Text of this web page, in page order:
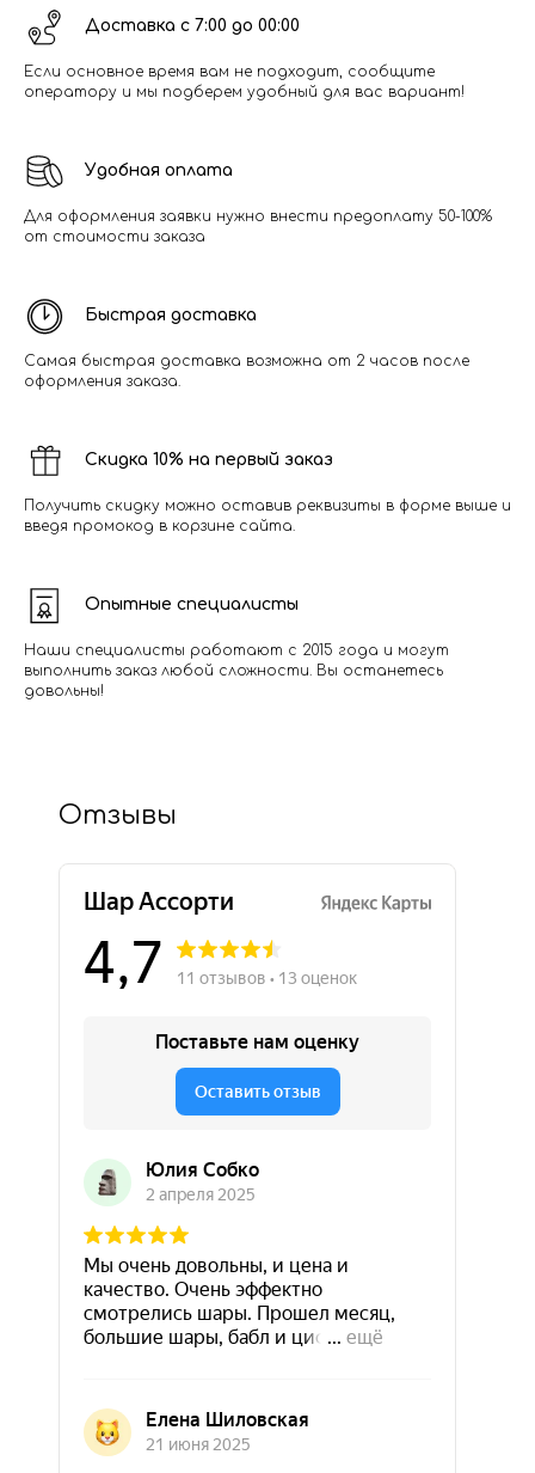
Доставка с 7:00 до 00:00
Если основное время вам не подходит, сообщите
оператору и мы подберем удобный для вас вариант!
Удобная оплата
Для оформления заявки нужно внести предоплату 50-100%
от стоимости заказа
Быстрая доставка
Самая быстрая доставка возможна от 2 часов после
оформления заказа.
Скидка 10% на первый заказ
Получить скидку можно оставив реквизиты в форме выше и
введя промокод в корзине сайта.
Опытные специалисты
Наши специалисты работают с 2015 года и могут
выполнить заказ любой сложности. Вы останетесь
довольны!
Отзывы